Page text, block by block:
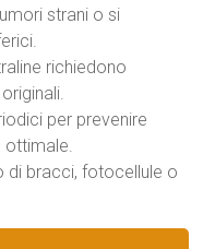
strani o si
richiedono
per prevenire
ottimale.
di bracci, fotocellule o